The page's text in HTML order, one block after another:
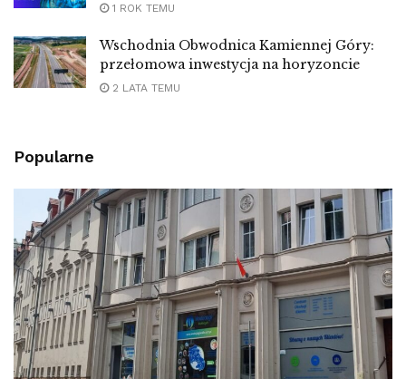
1 ROK TEMU
Wschodnia Obwodnica Kamiennej Góry:
przełomowa inwestycja na horyzoncie
2 LATA TEMU
Popularne